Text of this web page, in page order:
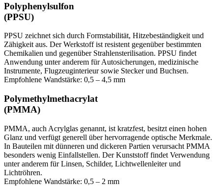
Polyphenylsulfon
(PPSU)
PPSU zeichnet sich durch Formstabilität, Hitzebeständigkeit und
Zähigkeit aus. Der Werkstoff ist resistent gegenüber bestimmten
Chemikalien und gegenüber Strahlensterilisation. PPSU findet
Anwendung unter anderem für Autosicherungen, medizinische
Instrumente, Flugzeuginterieur sowie Stecker und Buchsen.
Empfohlene Wandstärke: 0,5 – 4,5 mm
Polymethylmethacrylat
(PMMA)
PMMA, auch Acrylglas genannt, ist kratzfest, besitzt einen hohen
Glanz und verfügt generell über hervorragende optische Merkmale.
In Bauteilen mit dünneren und dickeren Partien verursacht PMMA
besonders wenig Einfallstellen. Der Kunststoff findet Verwendung
unter anderem für Linsen, Schilder, Lichtwellenleiter und
Lichtröhren.
Empfohlene Wandstärke: 0,5 – 2 mm